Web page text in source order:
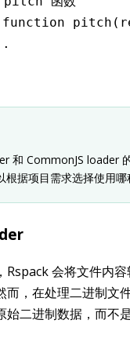
function pitch
和 CommonJS loader
根据项目需求选择使用哪
Rspack 会将文件内
而，在处理二进制文
始二进制数据，而不